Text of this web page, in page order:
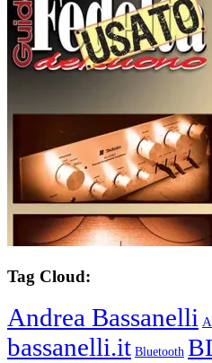
Tag Cloud:
Andrea Bassanelli
bassanelli.it Bluetooth